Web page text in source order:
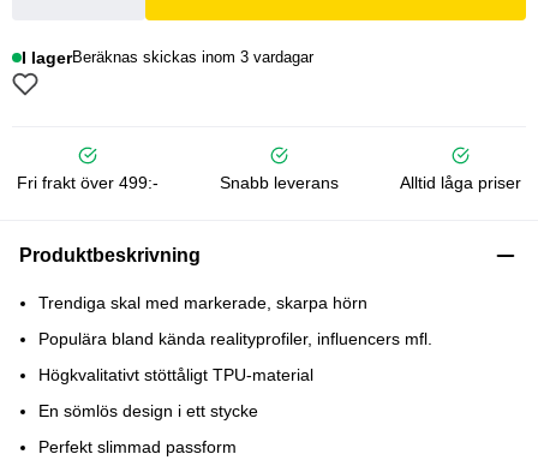
I lagerBeräknas skickas inom 3 vardagar
Fri frakt över 499:- Snabb leverans Alltid låga priser
Produktbeskrivning
Trendiga skal med markerade, skarpa hörn
Populära bland kända realityprofiler, influencers mfl.
Högkvalitativt stöttåligt TPU-material
En sömlös design i ett stycke
Perfekt slimmad passform